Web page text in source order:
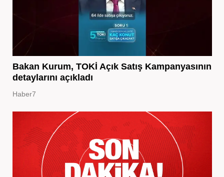
Bakan Kurum, TOKİ Açık Satış Kampanyasının
detaylarını açıkladı
Haber7